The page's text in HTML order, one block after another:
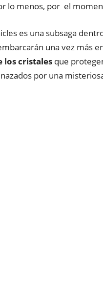
lo menos, por el
es una subsaga
una vez más
los cristales que
por una